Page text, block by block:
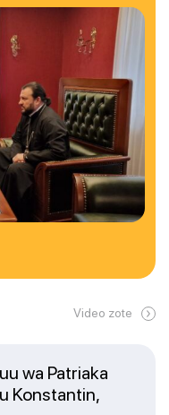
Video zote
wa Patriaka
Konstantin,